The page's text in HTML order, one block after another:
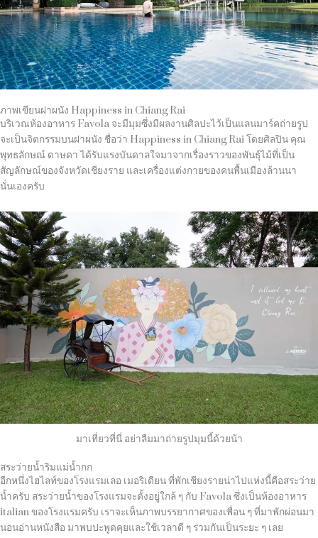
ภาพเขียนฝาผนัง Happiness in Chiang Rai
บริเวณห้องอาหาร Favola จะมีมุมซึ่งมีผลงานศิลปะไว้เป็นแลนมาร์คถ่ายรูป
จะเป็นจิตกรรมบนฝาผนัง ชื่อว่า Happiness in Chiang Rai โดยศิลปิน คุณ
พุทธลักษณ์ ดาษดา ได้รับแรงบันดาลใจมาจากเรื่องราวของพันธุ์ไม้ที่เป็น
สัญลักษณ์ของจังหวัดเชียงราย และเครื่องแต่งกายของคนพื้นเมืองล้านนา
นั่นเองครับ
มาเที่ยวที่นี่ อย่าลืมมาถ่ายรูปมุมนี้ด้วยน้า
สระว่ายน้ำริมแม่น้ำกก
อีกหนึ่งไฮไลท์ของโรงแรมเลอ เมอริเดียน ที่พักเชียงรายน่าไปแห่งนี้คือสระว่าย
น้ำครับ สระว่ายน้ำของโรงแรมจะตั้งอยู่ใกล้ ๆ กับ Favola ซึ่งเป็นห้องอาหาร
italian ของโรงแรมครับ เราจะเห็นภาพบรรยากาศของเพื่อน ๆ ที่มาพักผ่อนมา
นอนอ่านหนังสือ มาพบปะพูดคุยและใช้เวลาดี ๆ ร่วมกันเป็นระยะ ๆ เลย